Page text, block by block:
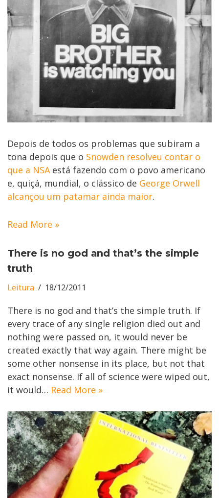
Depois de todos os problemas que subiram a
tona depois que o Snowden resolveu contar o
que a NSAestá fazendo com o povo americano
e, quiçá, mundial, o clássico de George Orwell
alcançou um patamar ainda maior.
Read More »
There is no god and that’s the simple
truth
Leitura 18/12/2011
There is no god and that’s the simple truth. If
every trace of any single religion died out and
nothing were passed on, it would never be
created exactly that way again. There might be
some other nonsense in its place, but not that
exact nonsense. If all of science were wiped out,
it would… Read More »